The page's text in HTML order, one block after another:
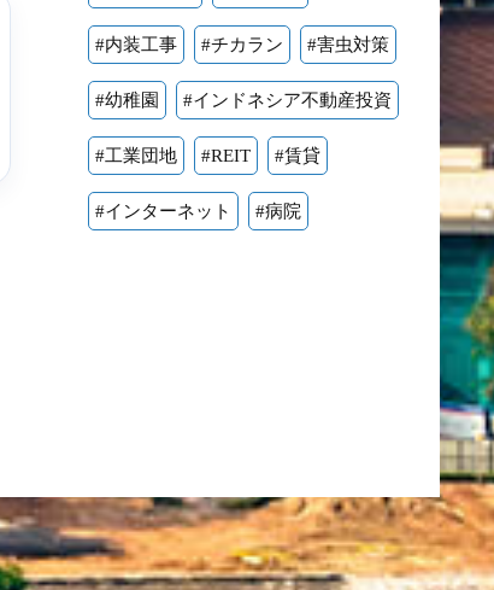
#内装工事 #チカラン #害虫対策
#幼稚園 #インドネシア不動産投資
#工業団地 #REIT #賃貸
#インターネット #病院